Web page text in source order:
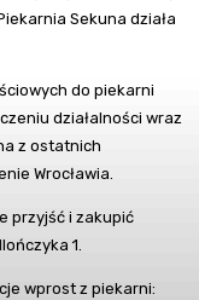
Sekuna działa
do piekarni
działalności wraz
z ostatnich
Wrocławia.
przyjść i zakupić
1.
wprost z piekarni: